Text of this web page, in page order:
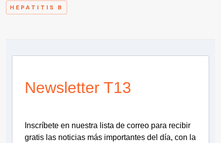
HEPATITIS B
Newsletter T13
Inscríbete en nuestra lista de correo para recibir
gratis las noticias más importantes del día, con la